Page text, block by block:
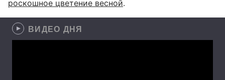
роскошное цветение весной.
ВИДЕО ДНЯ